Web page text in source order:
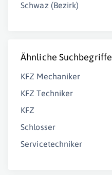
Schwaz (Bezirk)
Ähnliche Suchbegriffe
KFZ Mechaniker
KFZ Techniker
KFZ
Schlosser
Servicetechniker